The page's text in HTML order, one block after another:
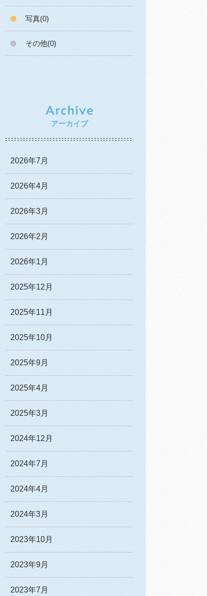
写真(0)
その他(0)
アーカイブ
2026年7月
2026年4月
2026年3月
2026年2月
2026年1月
2025年12月
2025年11月
2025年10月
2025年9月
2025年4月
2025年3月
2024年12月
2024年7月
2024年4月
2024年3月
2023年10月
2023年9月
2023年7月